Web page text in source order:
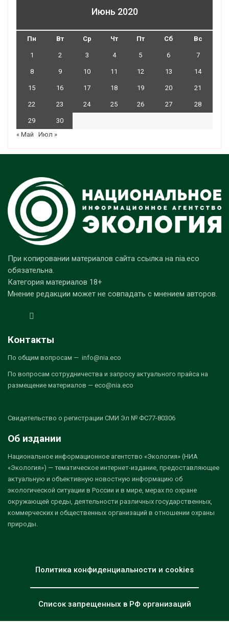
Июнь 2020
Пн Вт Ср Чт Пт Сб Вс
1 2 3 4 5 6 7
8 9 10 11 12 13 14
15 16 17 18 19 20 21
22 23 24 25 26 27 28
29
30
« Май
Июл »
При копировании материалов сайта ссылка на nia.eco
обязательна.
Категория материалов 18+
Мнение редакции может не совпадать с мнением авторов.
Контакты
По общим вопросам — info@nia.eco
По вопросам сотрудничества и запросу актуального прайса на
размещение материалов — eco@nia.eco
Свидетельство о регистрации СМИ Эл № ФС77-80306
Об издании
Национальное информационное агентство «Экология» (НИА
«Экология») — тематическое интернет-издание, предоставляющее
актуальную и объективную новостную информацию об
экологической ситуации в России и в мире, мерах по охране
окружающей среды, деятельности различных государственных,
коммерческих и общественных организаций в отношении охраны
природы.
Политика конфиденциальности и cookies
Список запрещенных в РФ организаций